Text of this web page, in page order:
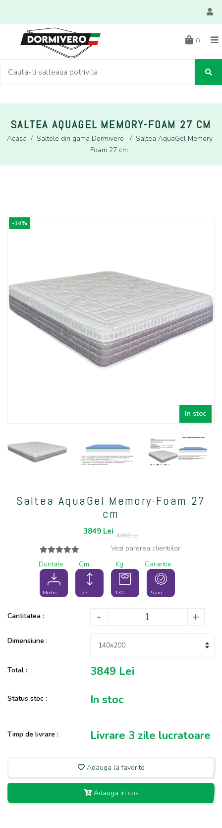
0
SALTEA AQUAGEL MEMORY-FOAM 27 CM
Acasa / Saltele din gama Dormivero / Saltea AquaGel Memory-
Foam 27 cm
In stoc
-14%
Saltea AquaGel Memory-Foam 27
cm
3849 Lei 4490 Lei
Vezi parerea clientiilor
Medie
Duritate
27
Cm
130
Kg
5 ani
Garantie
Cantitatea : - +
Dimensiune :
Total : 3849 Lei
Status stoc : In stoc
Timp de livrare : Livrare 3 zile lucratoare
Adauga la favorite
Adauga in cos